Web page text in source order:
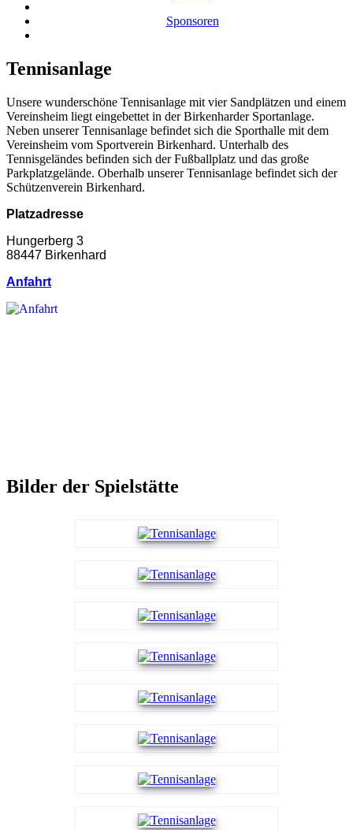
Sponsoren
Tennisanlage
Unsere wunderschöne Tennisanlage mit vier Sandplätzen und einem
Vereinsheim liegt eingebettet in der Birkenharder Sportanlage.
Neben unserer Tennisanlage befindet sich die Sporthalle mit dem
Vereinsheim vom Sportverein Birkenhard. Unterhalb des
Tennisgeländes befinden sich der Fußballplatz und das große
Parkplatzgelände. Oberhalb unserer Tennisanlage befindet sich der
Schützenverein Birkenhard.
Platzadresse
Hungerberg 3
88447 Birkenhard
Anfahrt
Bilder der Spielstätte